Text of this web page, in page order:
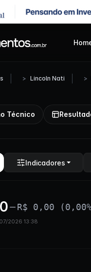
Lincoln Nati
Técnico
Indicadores
R$ 0,00
2026 13:38